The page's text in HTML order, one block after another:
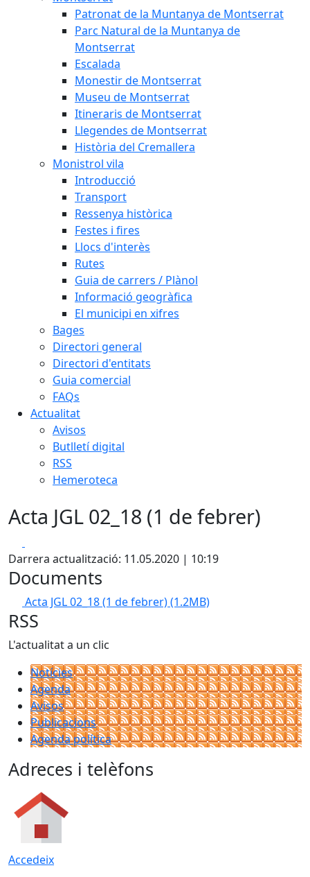
Patronat de la Muntanya de Montserrat
Parc Natural de la Muntanya de
Montserrat
Escalada
Monestir de Montserrat
Museu de Montserrat
Itineraris de Montserrat
Llegendes de Montserrat
Història del Cremallera
Monistrol vila
Introducció
Transport
Ressenya històrica
Festes i fires
Llocs d'interès
Rutes
Guia de carrers / Plànol
Informació geogràfica
El municipi en xifres
Bages
Directori general
Directori d'entitats
Guia comercial
FAQs
Actualitat
Avisos
Butlletí digital
RSS
Hemeroteca
Acta JGL 02_18 (1 de febrer)
Darrera actualització: 11.05.2020 | 10:19
Documents
Acta JGL 02_18 (1 de febrer)(1.2MB)
RSS
L'actualitat a un clic
Notícies
Agenda
Avisos
Publicacions
Agenda política
Adreces i telèfons
Accedeix